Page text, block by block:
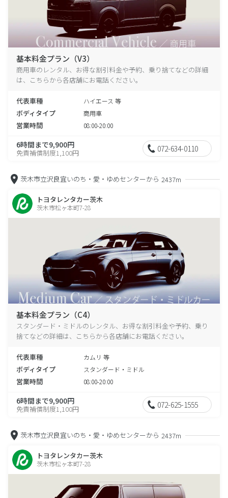
基本料金プラン（V3）
商用車のレンタル、お得な割引料金や予約、乗り捨てなどの詳細
は、こちらから各店舗にお電話ください。
代表車種 ハイエース 等
ボディタイプ 商用車
営業時間 08:00-20:00
6時間まで9,900円
免責補償制度1,100円 072-634-0110
茨木市立沢良宜いのち・愛・ゆめセンターから 2437m
トヨタレンタカー茨木
茨木市松ヶ本町7-28
基本料金プラン（C4）
スタンダード・ミドルのレンタル、お得な割引料金や予約、乗り
捨てなどの詳細は、こちらから各店舗にお電話ください。
代表車種 カムリ 等
ボディタイプ スタンダード・ミドル
営業時間 08:00-20:00
6時間まで9,900円
免責補償制度1,100円 072-625-1555
茨木市立沢良宜いのち・愛・ゆめセンターから 2437m
トヨタレンタカー茨木
茨木市松ヶ本町7-28